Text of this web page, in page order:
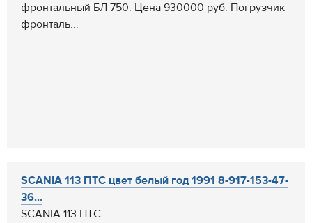
фронтальный БЛ 750. Цена 930000 руб. Погрузчик
фронталь...
SCANIA 113 ПТС цвет белый год 1991 8-917-153-47-
36...
SCANIA 113 ПТС